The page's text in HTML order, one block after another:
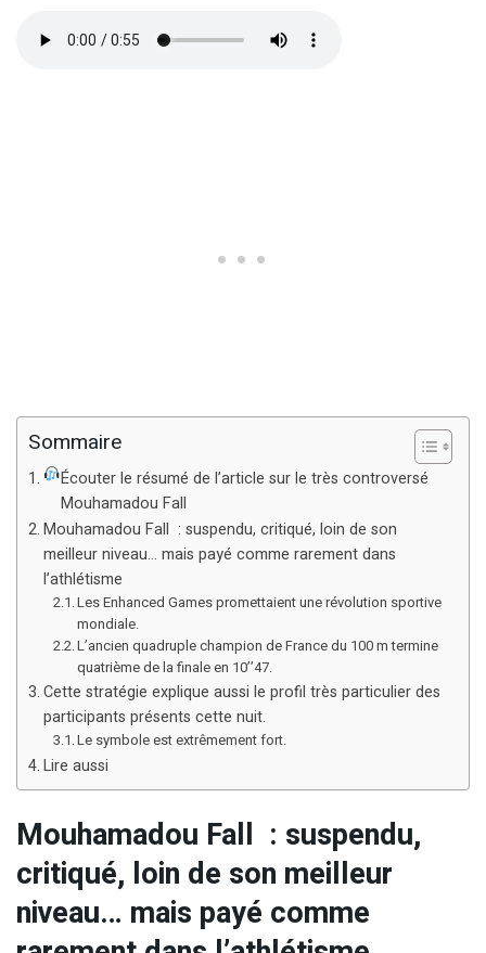
Sommaire
Écouter le résumé de l’article sur le très controversé
Mouhamadou Fall
Mouhamadou Fall : suspendu, critiqué, loin de son
meilleur niveau… mais payé comme rarement dans
l’athlétisme
Les Enhanced Games promettaient une révolution sportive
mondiale.
L’ancien quadruple champion de France du 100 m termine
quatrième de la finale en 10’’47.
Cette stratégie explique aussi le profil très particulier des
participants présents cette nuit.
Le symbole est extrêmement fort.
Lire aussi
Mouhamadou Fall : suspendu,
critiqué, loin de son meilleur
niveau… mais payé comme